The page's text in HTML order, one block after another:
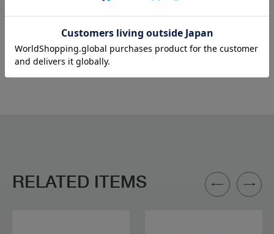
【WEB SHOP限定発売】“届ける”ロルバーン
RELATED ITEMS